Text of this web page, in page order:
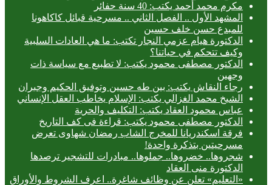
مكرم محمد أحمد يكتب: 40 سنة حفائر
المشهد الأول .. الفصل الثاني .. مسرحية قبائل كاكاهونا
للمبدع حسن خلف حسين
الدكتورة هيام عزمي النجار تكتب: ما هي العادات السلبية
وكيف تتحكم في حياتنا؟
الدكتور مصطفى محمود يكتب: لا تطبيع مع سياسة ذات
وجهين
رجاء النقاش يكتب: بين طه حسين وتوفيق الحكيم وجبران
الشيخ محمد الغزالي يكتب: الإسلام يخاطب العقل الإنساني
عباس محمود العقاد يكتب: التكليف والحرية
الدكتور مصطفى محمود يكتب: قراءة فى كف التاريخ
فرقة اسكندريانا للمخرج الشاب رمضان شهاوى تعرض
مسرحيتين بتذكرة واحدة!
شجروها.. خضروها.. جملوها.. مبادرات للتشجير ترصدها
الدكتورة منى العقاد
«التعليم» تعلن عن وظائف شاغرة.. اعرف الشروط والأوراق